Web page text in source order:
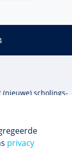
privacy
(nieuwe) scholings­